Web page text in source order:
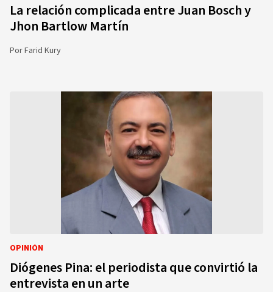
La relación complicada entre Juan Bosch y
Jhon Bartlow Martín
PorFarid Kury
OPINIÓN
Diógenes Pina: el periodista que convirtió la
entrevista en un arte